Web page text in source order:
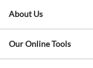
About Us
Our Online Tools